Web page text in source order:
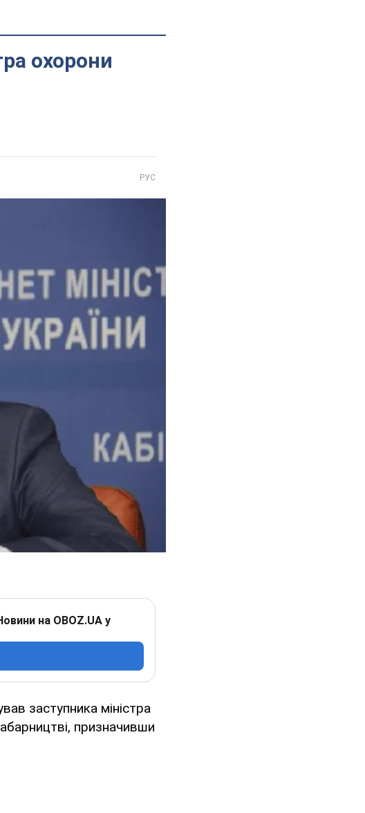
охорони
РУС
на OBOZ.UA у
заступника міністра
призначивши